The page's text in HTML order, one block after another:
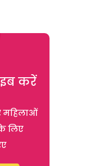
करें
महिलाओं
लिए